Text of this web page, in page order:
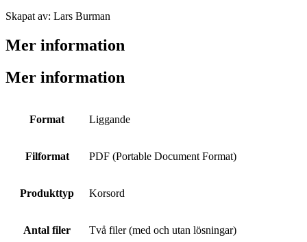
Skapat av: Lars Burman
Mer information
Mer information
Format Liggande
Filformat PDF (Portable Document Format)
Produkttyp Korsord
Antal filer Två filer (med och utan lösningar)